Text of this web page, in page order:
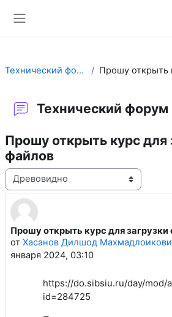
Технический форум
Технический форум
Прошу открыть курс для
файлов
Режим отображения
Прошу открыть курс для загрузки
от Хасанов Дилшод
января 2024, 03:10
Количество ответов: 1
https://do.sibsiu.ru/day/mod/
id=284725